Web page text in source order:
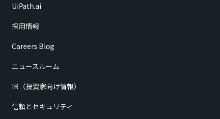
UiPath.ai
採用情報
Careers Blog
ニュースルーム
IR（投資家向け情報）
信頼とセキュリティ